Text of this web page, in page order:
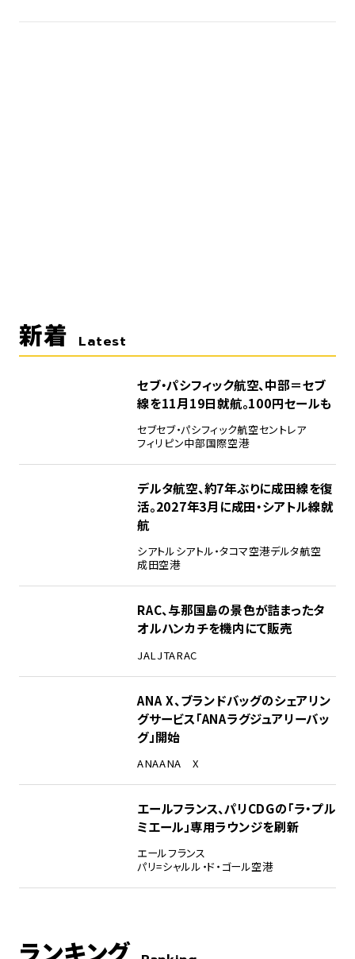
新着 Latest
セブ・パシフィック航空、中部＝セブ
線を11月19日就航。100円セールも
セブセブ・パシフィック航空セントレア
フィリピン中部国際空港
デルタ航空、約7年ぶりに成田線を復
活。2027年3月に成田・シアトル線就
航
シアトルシアトル・タコマ空港デルタ航空
成田空港
RAC、与那国島の景色が詰まったタ
オルハンカチを機内にて販売
JAL JTARAC
ANA X、ブランドバッグのシェアリン
グサービス「ANAラグジュアリーバッ
グ」開始
ANAANA X
エールフランス、パリCDGの「ラ・プル
ミエール」専用ラウンジを刷新
エールフランス
パリ=シャルル・ド・ゴール空港
ランキング